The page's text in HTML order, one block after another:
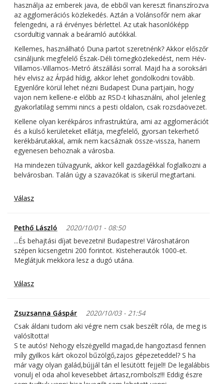
használja az emberek java, de ebből van kereszt finanszírozva
az agglomerációs közlekedés. Aztán a Volánsofőr nem akar
felengedni, a rá érvényes bérlettel. Az utak hasonlóképp
csordultig vannak a beáramló autókkal.
Kellemes, használható Duna partot szeretnénk? Akkor előszőr
csináljunk megfelelő Észak-Déli tömegközlekedést, nem Hév-
Villamos-Villamos-Metró átszállási sorral. Majd ha a soroksári
hév elvisz az Árpád hídig, akkor lehet gondolkodni tovább.
Egyenlőre körül lehet nézni Budapest Duna partjain, hogy
vajon nem kellene-e előbb az RSD-t kihasználni, ahol jelenleg
gyakorlatilag semmi nincs a pesti oldalon, csak rozsdaövezet.
Kellene olyan kerékpáros infrastruktúra, ami az agglomerációt
és a külső kerületeket ellátja, megfelelő, gyorsan tekerhető
kerékbárutakkal, amik nem kacsáznak össze-vissza, hanem
egyenesen behoznak a városba.
Ha mindezen túlvagyunk, akkor kell gazdagékkal foglalkozni a
belvárosban. Talán úgy a szavazókat is sikerül megtartani.
Válasz
Pethő László
2020/10/01 - 08:50
...És behajtási díjat bevezetni! Budapestre! Városhatáron
szépen kicsengetni 200 forintot. Kisteherautók 1000-et.
Meglátjuk mekkora lesz a dugó utána.
Válasz
Zsuzsanna Gáspár
2020/10/03 - 21:54
Csak áldani tudom aki végre nem csak beszélt róla, de meg is
valósītotta!
S te autós! Nehogy elszėgyelld magad,de hangoztasd fennen
míly gyilkos kárt okozol bűzölgő,zajos gépezeteddel? S ha
már vagy olyan galád,bújjál tán el lesütött fejjel!! De legalábbis
vonulj el oda ahol kevesebbet ártasz,rombolsz!!! Eddig észre